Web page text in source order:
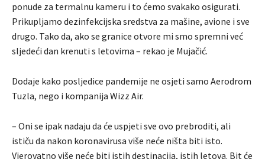
ponude za termalnu kameru i to ćemo svakako osigurati.
Prikupljamo dezinfekcijska sredstva za mašine, avione i sve
drugo. Tako da, ako se granice otvore mi smo spremni već
sljedeći dan krenuti s letovima – rekao je Mujačić.
Dodaje kako posljedice pandemije ne osjeti samo Aerodrom
Tuzla, nego i kompanija Wizz Air.
– Oni se ipak nadaju da će uspjeti sve ovo prebroditi, ali
ističu da nakon koronavirusa više neće ništa biti isto.
Vjerovatno više neće biti istih destinacija, istih letova. Bit će